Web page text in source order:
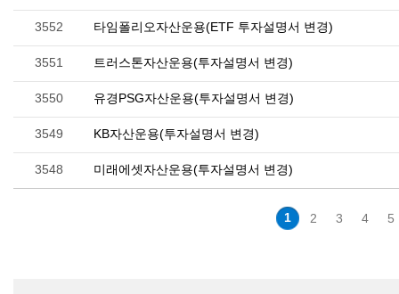
3552 타임폴리오자산운용(ETF 투자설명서 변경)
3551 트러스톤자산운용(투자설명서 변경)
3550 유경PSG자산운용(투자설명서 변경)
3549 KB자산운용(투자설명서 변경)
3548 미래에셋자산운용(투자설명서 변경)
1 2 3 4 5